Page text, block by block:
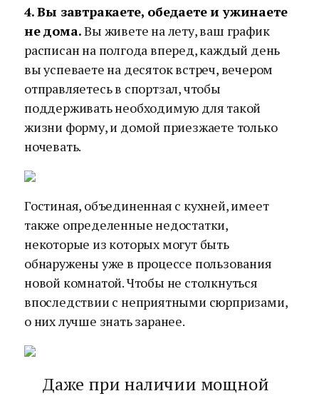
4. Вы завтракаете, обедаете и ужинаете
не дома.Вы живете на лету, ваш график
расписан на полгода вперед, каждый день
вы успеваете на десяток встреч, вечером
отправляетесь в спортзал, чтобы
поддерживать необходимую для такой
жизни форму, и домой приезжаете только
ночевать.
Гостиная, объединенная с кухней, имеет
также определенные недостатки,
некоторые из которых могут быть
обнаружены уже в процессе пользования
новой комнатой. Чтобы не столкнуться
впоследствии с неприятными сюрпризами,
о них лучше знать заранее.
Даже при наличии мощной